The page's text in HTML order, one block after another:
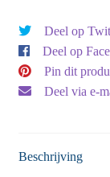
Deel op
Deel op
Pin dit
Deel via e-
Beschrijving